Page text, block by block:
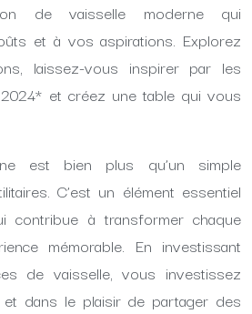
de vaisselle moderne qui
et à vos aspirations. Explorez
laissez-vous inspirer par les
et créez une table qui vous
est bien plus qu’un simple
C’est un élément essentiel
contribue à transformer chaque
mémorable. En investissant
de vaisselle, vous investissez
dans le plaisir de partager des